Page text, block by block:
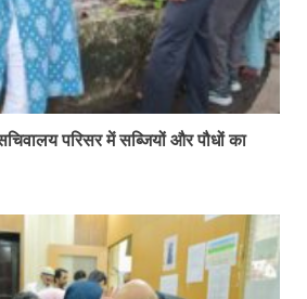
सचिवालय परिसर में सब्जियों और पौधों का